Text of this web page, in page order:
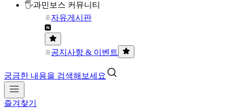
🖐과민보스 커뮤니티
자유게시판
공지사항 & 이벤트
궁금한 내용을 검색해보세요
즐겨찾기